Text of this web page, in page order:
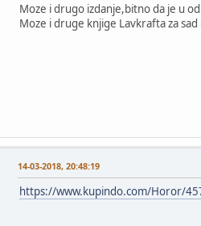
Moze i drugo izdanje,bitno da je u
Moze i druge knjige Lavkrafta za
14-03-2018, 20:48:19
https://www.kupindo.com/Horor/